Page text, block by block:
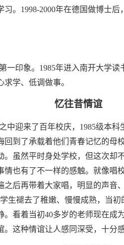
。1998-2000年在德国做博士后
一印象。1985年进入南开大学
学、低调做事。
忆往昔情谊
中迎来了百年校庆，1985级本科
到了承载着他们青春记忆的母
虽然平时身处学校，但这次却
也有了不一样的感触。就像唱
后再带着大家唱，明显的声音
生褪去了稚嫩、慢慢成熟，当初
看着当初40多岁的老师现在成
这种情谊让人感同深受，十分